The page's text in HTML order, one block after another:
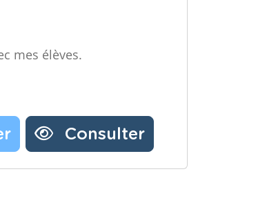
mes élèves.
Consulter